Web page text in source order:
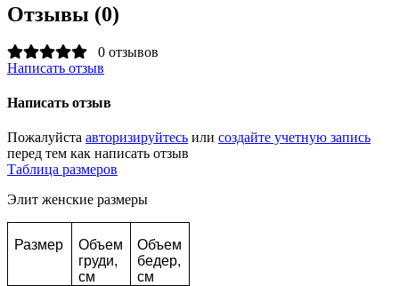
Отзывы (0)
0 отзывов
Написать отзыв
Написать отзыв
Пожалуйста авторизируйтесь или создайте учетную запись
перед тем как написать отзыв
Таблица размеров
Элит женские размеры
Размер
Объем
груди,
см
Объем
бедер,
см